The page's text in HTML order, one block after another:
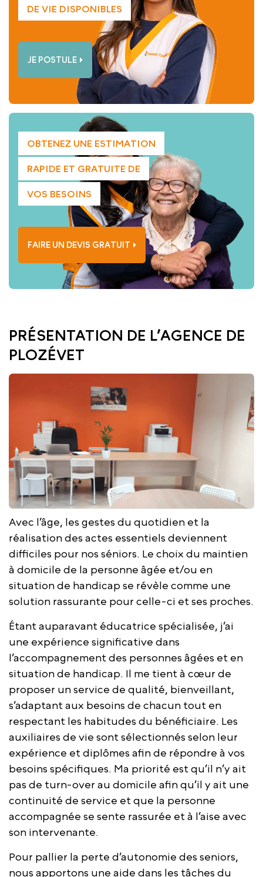
DE VIE DISPONIBLES
JE POSTULE
OBTENEZ UNE ESTIMATION
RAPIDE ET GRATUITE DE
VOS BESOINS
FAIRE UN DEVIS GRATUIT
PRÉSENTATION DE L’AGENCE DE
PLOZÉVET
Avec l’âge, les gestes du quotidien et la
réalisation des actes essentiels deviennent
difficiles pour nos séniors. Le choix du maintien
à domicile de la personne âgée et/ou en
situation de handicap se révèle comme une
solution rassurante pour celle-ci et ses proches.
Étant auparavant éducatrice spécialisée, j’ai
une expérience significative dans
l’accompagnement des personnes âgées et en
situation de handicap. Il me tient à cœur de
proposer un service de qualité, bienveillant,
s’adaptant aux besoins de chacun tout en
respectant les habitudes du bénéficiaire. Les
auxiliaires de vie sont sélectionnés selon leur
expérience et diplômes afin de répondre à vos
besoins spécifiques. Ma priorité est qu’il n’y ait
pas de turn-over au domicile afin qu’il y ait une
continuité de service et que la personne
accompagnée se sente rassurée et à l’aise avec
son intervenante.
Pour pallier la perte d’autonomie des seniors,
nous apportons une aide dans les tâches du